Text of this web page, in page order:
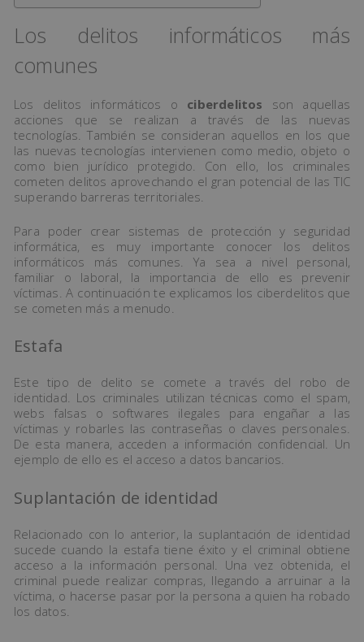
Los delitos informáticos más
comunes
Los delitos informáticos o ciberdelitos son aquellas
acciones que se realizan a través de las nuevas
tecnologías. También se consideran aquellos en los que
las nuevas tecnologías intervienen como medio, objeto o
como bien jurídico protegido. Con ello, los criminales
cometen delitos aprovechando el gran potencial de las TIC
superando barreras territoriales.
Para poder crear sistemas de protección y seguridad
informática, es muy importante conocer los delitos
informáticos más comunes. Ya sea a nivel personal,
familiar o laboral, la importancia de ello es prevenir
víctimas. A continuación te explicamos los ciberdelitos que
se cometen más a menudo.
Estafa
Este tipo de delito se comete a través del robo de
identidad. Los criminales utilizan técnicas como el spam,
webs falsas o softwares ilegales para engañar a las
víctimas y robarles las contraseñas o claves personales.
De esta manera, acceden a información confidencial. Un
ejemplo de ello es el acceso a datos bancarios.
Suplantación de identidad
Relacionado con lo anterior, la suplantación de identidad
sucede cuando la estafa tiene éxito y el criminal obtiene
acceso a la información personal. Una vez obtenida, el
criminal puede realizar compras, llegando a arruinar a la
víctima, o hacerse pasar por la persona a quien ha robado
los datos.